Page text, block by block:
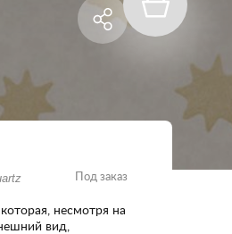
Под заказ
несмотря на
вид,